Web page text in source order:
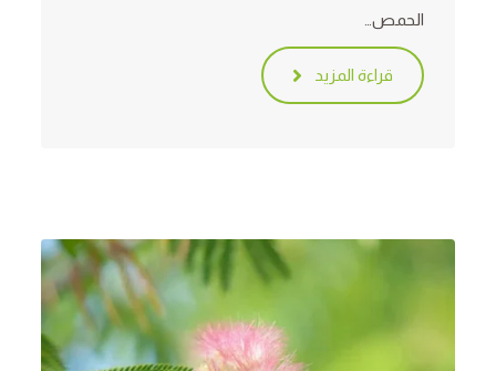
الحمص…
قراءة المزيد